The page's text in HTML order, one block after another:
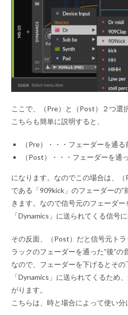
ここで、（Pre）と（Post）２つ選
こちらも簡単に説明すると、
（Pre）・・・フェーダーを通る
（Post）・・・フェーダーを通
になります。なのでこの場合は、
である「909kick」のフェーダーの”
きます。なので信号元のフェーダー
「Dynamics」に送られてくる信号
その反面、（Post）だと信号元ト
ラックのフェーダーを通った”後”の
なので、フェーダーを下げるとそ
「Dynamics」に送られてくるため
がります。
こちらは、時と場合によって使い分